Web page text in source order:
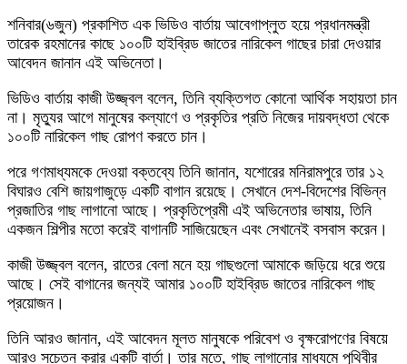
শনিবার(৬জুন) প্রকাশিত এক ভিডিও বার্তায় আবেগাপ্লুত হয়ে প্রধানমন্ত্রী
তারেক রহমানের কাছে ১০০টি হাইব্রিড জাতের নারিকেল গাছের চারা দেওয়ার
আবেদন জানান এই অভিনেতা।
ভিডিও বার্তায় কাজী উজ্জ্বল বলেন, তিনি ব্যক্তিগত কোনো আর্থিক সহায়তা চান
না। মৃত্যুর আগে মানুষের কল্যাণে ও প্রকৃতির প্রতি নিজের দায়বদ্ধতা থেকে
১০০টি নারিকেল গাছ রোপণ করতে চান।
পরে গণমাধ্যমকে দেওয়া বক্তব্যে তিনি জানান, যশোরের মনিরামপুরে তার ১২
বিঘারও বেশি জায়গাজুড়ে একটি বাগান রয়েছে। সেখানে দেশ-বিদেশের বিভিন্ন
প্রজাতির গাছ লাগানো আছে। প্রকৃতিপ্রেমী এই অভিনেতার ভাষায়, তিনি
একজন শিল্পীর মতো করেই বাগানটি সাজিয়েছেন এবং সেখানেই বসবাস করেন।
কাজী উজ্জ্বল বলেন, রাতের বেলা মনে হয় গাছগুলো আমাকে জড়িয়ে ধরে শুয়ে
আছে। সেই বাগানের জন্যই আমার ১০০টি হাইব্রিড জাতের নারিকেল গাছ
প্রয়োজন।
তিনি আরও জানান, এই আবেদন মূলত মানুষকে পরিবেশ ও বৃক্ষরোপণের বিষয়ে
আরও সচেতন করার একটি বার্তা। তার মতে, গাছ লাগানোর মাধ্যমে পৃথিবীর